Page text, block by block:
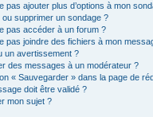
pas ajouter plus d’options à mon
ou supprimer un sondage ?
pas accéder à un forum ?
pas joindre des fichiers à mon
un avertissement ?
des messages à un modérateur ?
« Sauvegarder » dans la page de
doit être validé ?
mon sujet ?